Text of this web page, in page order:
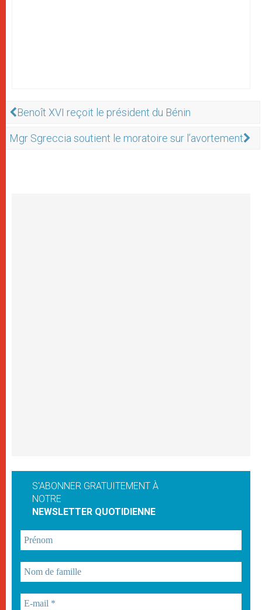
Benoît XVI reçoit le président du Bénin
Mgr Sgreccia soutient le moratoire sur l’avortement
S'ABONNER GRATUITEMENT À
NOTRE
NEWSLETTER QUOTIDIENNE